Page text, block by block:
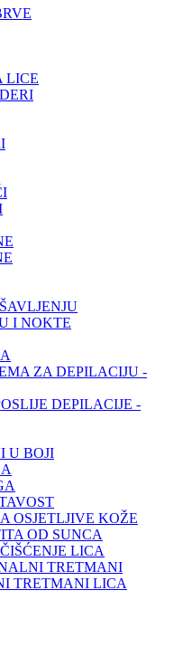
LICE
I NOKTE
ZA DEPILACIJU -
DEPILACIJE -
U BOJI
OSJETLJIVE KOŽE
OD SUNCA
LICA
TRETMANI
TRETMANI LICA